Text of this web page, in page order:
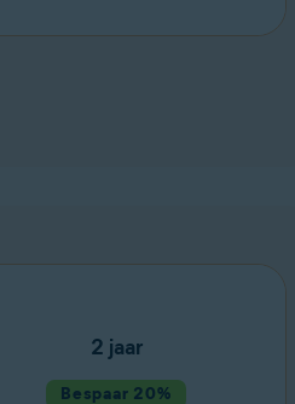
2 jaar
Bespaar 20%